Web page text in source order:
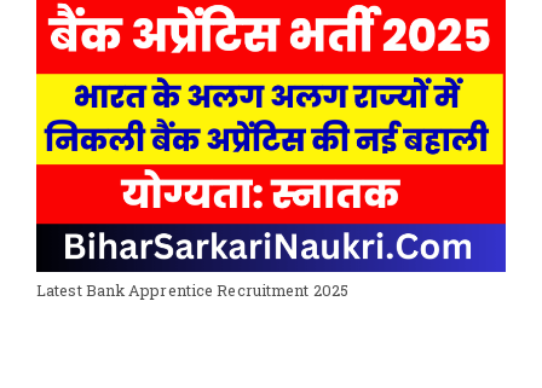
Latest Bank Apprentice Recruitment 2025